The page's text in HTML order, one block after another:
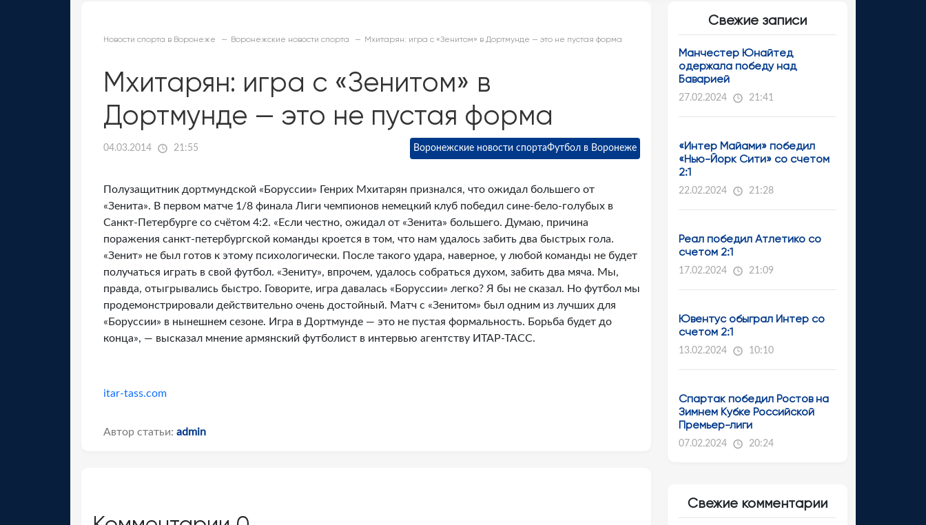
Новости спорта в Воронеже Воронежские новости спорта Мхитарян: игра с «Зенитом» в Дортмунде — это не пустая форма
Мхитарян: игра с «Зенитом» в
Дортмунде — это не пустая форма
04.03.2014 21:55 Воронежские новости спортаФутбол в Воронеже
Полузащитник дортмундской «Боруссии» Генрих Мхитарян признался, что ожидал большего от
«Зенита». В первом матче 1/8 финала Лиги чемпионов немецкий клуб победил сине-бело-голубых в
Санкт-Петербурге со счётом 4:2. «Если честно, ожидал от «Зенита» большего. Думаю, причина
поражения санкт-петербургской команды кроется в том, что нам удалось забить два быстрых гола.
«Зенит» не был готов к этому психологически. После такого удара, наверное, у любой команды не будет
получаться играть в свой футбол. «Зениту», впрочем, удалось собраться духом, забить два мяча. Мы,
правда, отыгрывались быстро. Говорите, игра давалась «Боруссии» легко? Я бы не сказал. Но футбол мы
продемонстрировали действительно очень достойный. Матч с «Зенитом» был одним из лучших для
«Боруссии» в нынешнем сезоне. Игра в Дортмунде — это не пустая формальность. Борьба будет до
конца», — высказал мнение армянский футболист в интервью агентству ИТАР-ТАСС.
itar-tass.com
Автор статьи: admin
Свежие записи
Манчестер Юнайтед
одержала победу над
Баварией
27.02.2024 21:41
«Интер Майами» победил
«Нью-Йорк Сити» со счетом
2:1
22.02.2024 21:28
Реал победил Атлетико со
счетом 2:1
17.02.2024 21:09
Ювентус обыграл Интер со
счетом 2:1
13.02.2024 10:10
Спартак победил Ростов на
Зимнем Кубке Российской
Премьер-лиги
07.02.2024 20:24
Свежие комментарии